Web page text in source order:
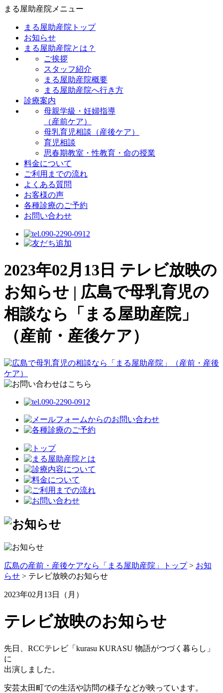
まる屋助産院メニュー
まる屋助産院トップ
お知らせ
まる屋助産院とは？
ご挨拶
スタッフ紹介
まる屋助産院概要
まる屋助産院へ行き方
診療案内
母親学級・妊婦指導
（産前ケア）
母乳育児相談（産後ケア）
育児相談
思春期教室・性教育・命の授業
料金について
ご利用までの流れ
よくある質問
お客様の声
各種診療のご予約
お問い合わせ
2023年02月13日 テレビ放映の
お知らせ | 広島で母乳育児の
相談なら「まる屋助産院」
（産前・産後ケア）
広島の産前・産後ケアなら「まる屋助産院」トップ> お知
らせ > テレビ放映のお知らせ
2023年02月13日（月）
テレビ放映のお知らせ
先日、RCCテレビ「kurasu KURASU 物語がつづく暮らし」
に
出演しました。
安芸太田町での生活や訪問の様子などが映っています。